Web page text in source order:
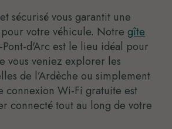
sécurisé vous garantit une
votre véhicule. Notregîte
Pont-d'Arc est le lieu idéal pour
vous veniez explorer les
de l’Ardèche ou simplement
connexion Wi-Fi gratuite est
connecté tout au long de votre